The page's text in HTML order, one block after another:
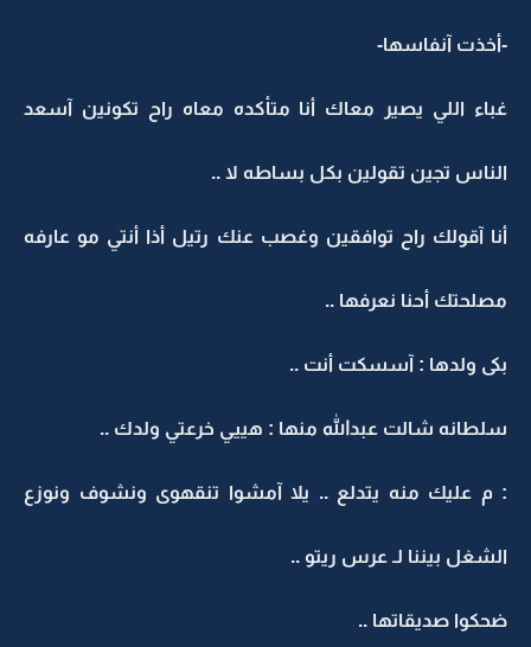
-أخذت آنفاسها-
غباء اللي يصير معاك أنا متأكده معاه راح تكونين آسعد
الناس تجين تقولين بكل بساطه لا ..
أنا آقولك راح توافقين وغصب عنك رتيل أذا أنتي مو عارفه
مصلحتك أحنا نعرفها ..
بكى ولدها : آسسكت أنت ..
سلطانه شالت عبدالله منها : هييي خرعتي ولدك ..
: م عليك منه يتدلع .. يلا آمشوا تنقهوى ونشوف ونوزع
الشغل بيننا لـ عرس ريتو ..
ضحكوا صديقاتها ..